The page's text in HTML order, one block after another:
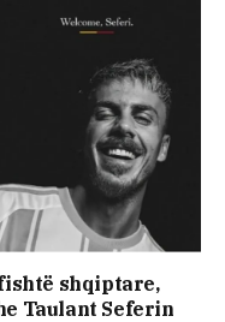
shqiptare,
Taulant Seferin